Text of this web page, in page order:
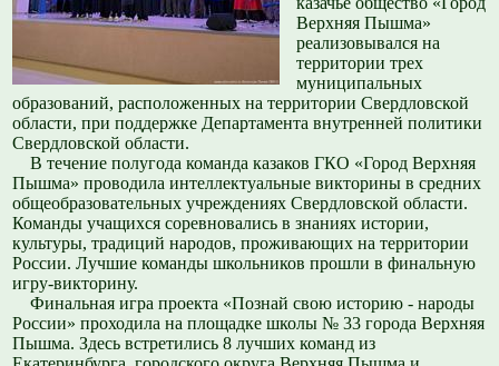
Верхняя Пышма»
реализовывался на
территории трех
муниципальных
образований, расположенных на территории Свердловской
области, при поддержке Департамента внутренней политики
Свердловской области.
В течение полугода команда казаков ГКО «Город Верхняя
Пышма» проводила интеллектуальные викторины в средних
общеобразовательных учреждениях Свердловской области.
Команды учащихся соревновались в знаниях истории,
культуры, традиций народов, проживающих на территории
России. Лучшие команды школьников прошли в финальную
игру-викторину.
Финальная игра проекта «Познай свою историю - народы
России» проходила на площадке школы № 33 города Верхняя
Пышма. Здесь встретились 8 лучших команд из